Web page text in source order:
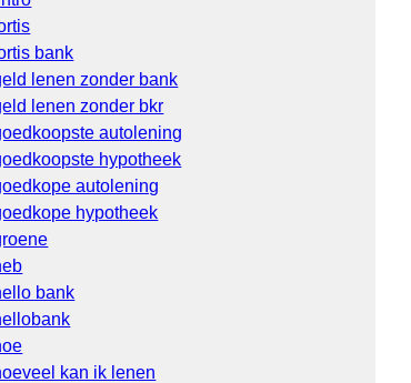
bank
lenen zonder bank
lenen zonder bkr
autolening
hypotheek
autolening
hypotheek
bank
kan ik lenen